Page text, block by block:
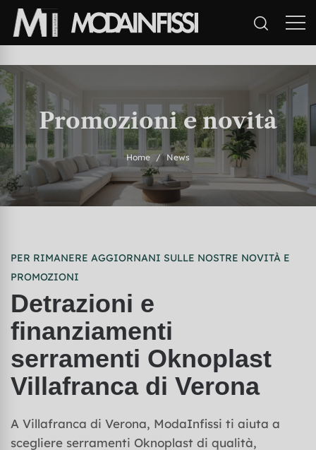
Promozioni e novità
Home News
PER RIMANERE AGGIORNANI SULLE NOSTRE NOVITÀ E
PROMOZIONI
Detrazioni e
finanziamenti
serramenti Oknoplast
Villafranca di Verona
A Villafranca di Verona, ModaInfissi ti aiuta a
scegliere serramenti Oknoplast di qualità,